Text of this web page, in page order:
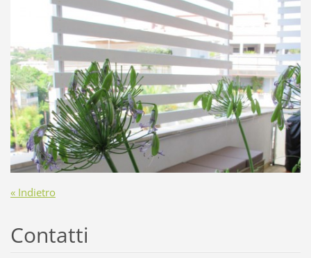
« Indietro
Contatti